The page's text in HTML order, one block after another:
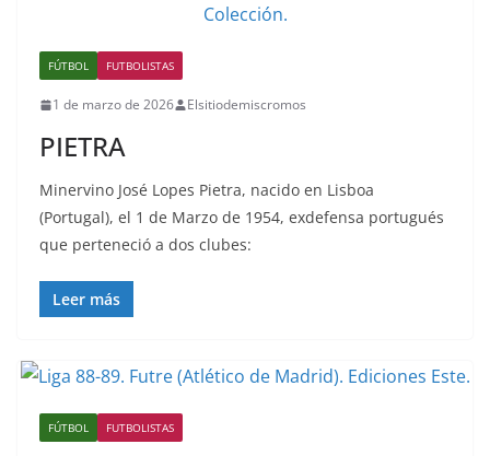
FÚTBOL FUTBOLISTAS
1 de marzo de 2026 Elsitiodemiscromos
PIETRA
Minervino José Lopes Pietra, nacido en Lisboa
(Portugal), el 1 de Marzo de 1954, exdefensa portugués
que perteneció a dos clubes:
Leer más
FÚTBOL FUTBOLISTAS